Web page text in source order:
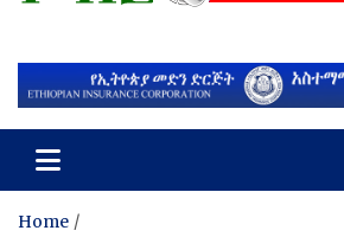
ሶከር ኢትዮጵያ
Home